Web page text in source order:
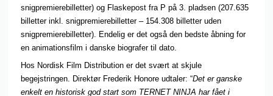
snigpremierebilletter) og Flaskepost fra P på 3. pladsen (207.635
billetter inkl. snigpremierebilletter – 154.308 billetter uden
snigpremierebilletter). Endelig er det også den bedste åbning for
en animationsfilm i danske biografer til dato.
Hos Nordisk Film Distribution er det svært at skjule
begejstringen. Direktør Frederik Honore udtaler: “Det er ganske
enkelt en historisk god start som TERNET NINJA har fået i